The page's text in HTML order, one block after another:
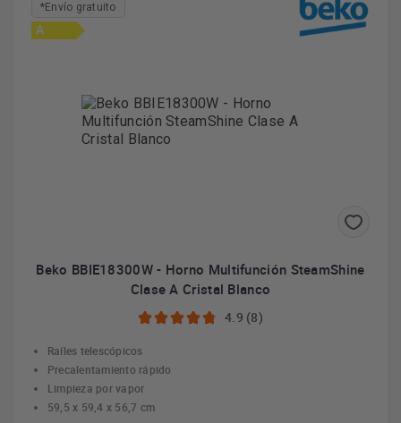
*Envío gratuito
A
Beko BBIE18300W - Horno Multifunción SteamShine
Clase A Cristal Blanco
4.9 (8)
Raíles telescópicos
Precalentamiento rápido
Limpieza por vapor
59,5 x 59,4 x 56,7 cm